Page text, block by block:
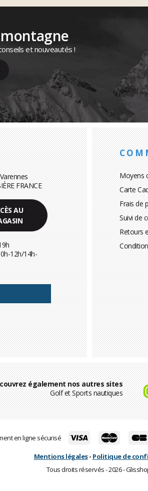
montagne
et nouveautés !
FRANCE
AU
12h/14h-
Moyens
Carte
Frais de
Suivi de
Retours
également nos autres sites
Golf et Sports nautiques
en ligne sécurisé
Mentions légales- Politique de
Tous droits réservés - 2026 -